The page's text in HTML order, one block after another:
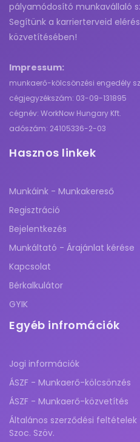
pályamódosító munkavállaló
Segítünk a karrierterveid
közvetítésében!
Impressum:
munkaerő-kölcsönzési engedély
cégjegyzékszám: 03-09-131895
cégnév: WorkNow Hungary Kft.
adószám: 24105336-2-03
Hasznos linkek
Munkáink - Munkakereső
Regisztráció
Bejelentkezés
Munkáltató - Árajánlat kérése
Kapcsolat
Bérkalkulátor
GYIK
Egyéb infromációk
Jogi információk
ÁSZF - Munkaerő-kölcsönzés
ÁSZF - Munkaerő-közvetítés
Általános szerződési
Szoc. Szöv.